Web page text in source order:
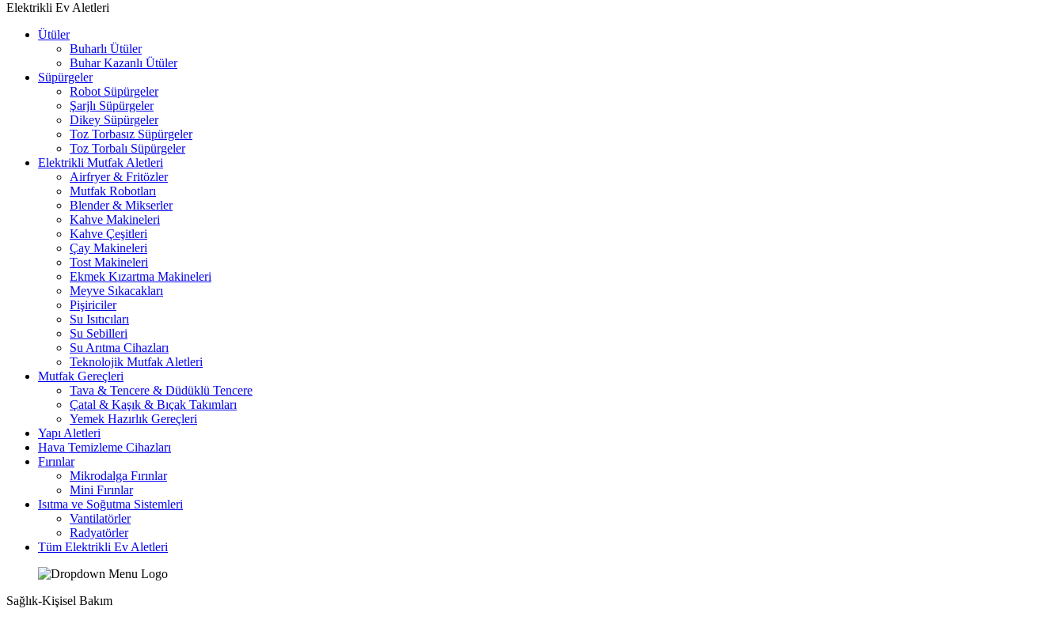
Elektrikli Ev Aletleri
Ütüler
Buharlı Ütüler
Buhar Kazanlı Ütüler
Süpürgeler
Robot Süpürgeler
Şarjlı Süpürgeler
Dikey Süpürgeler
Toz Torbasız Süpürgeler
Toz Torbalı Süpürgeler
Elektrikli Mutfak Aletleri
Airfryer & Fritözler
Mutfak Robotları
Blender & Mikserler
Kahve Makineleri
Kahve Çeşitleri
Çay Makineleri
Tost Makineleri
Ekmek Kızartma Makineleri
Meyve Sıkacakları
Pişiriciler
Su Isıtıcıları
Su Sebilleri
Su Arıtma Cihazları
Teknolojik Mutfak Aletleri
Mutfak Gereçleri
Tava & Tencere & Düdüklü Tencere
Çatal & Kaşık & Bıçak Takımları
Yemek Hazırlık Gereçleri
Yapı Aletleri
Hava Temizleme Cihazları
Fırınlar
Mikrodalga Fırınlar
Mini Fırınlar
Isıtma ve Soğutma Sistemleri
Vantilatörler
Radyatörler
Tüm Elektrikli Ev Aletleri
Sağlık-Kişisel Bakım